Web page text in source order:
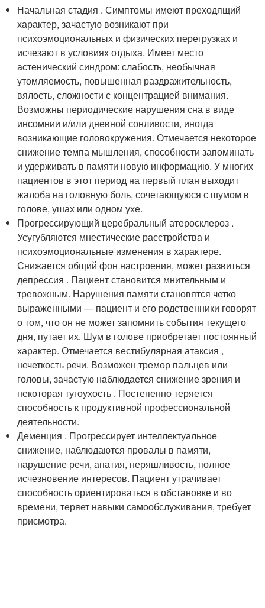
Начальная стадия . Симптомы имеют преходящий
характер, зачастую возникают при
психоэмоциональных и физических перегрузках и
исчезают в условиях отдыха. Имеет место
астенический синдром: слабость, необычная
утомляемость, повышенная раздражительность,
вялость, сложности с концентрацией внимания.
Возможны периодические нарушения сна в виде
инсомнии и/или дневной сонливости, иногда
возникающие головокружения. Отмечается некоторое
снижение темпа мышления, способности запоминать
и удерживать в памяти новую информацию. У многих
пациентов в этот период на первый план выходит
жалоба на головную боль, сочетающуюся с шумом в
голове, ушах или одном ухе.
Прогрессирующий церебральный атеросклероз .
Усугубляются мнестические расстройства и
психоэмоциональные изменения в характере.
Снижается общий фон настроения, может развиться
депрессия . Пациент становится мнительным и
тревожным. Нарушения памяти становятся четко
выраженными — пациент и его родственники говорят
о том, что он не может запомнить события текущего
дня, путает их. Шум в голове приобретает постоянный
характер. Отмечается вестибулярная атаксия ,
нечеткость речи. Возможен тремор пальцев или
головы, зачастую наблюдается снижение зрения и
некоторая тугоухость . Постепенно теряется
способность к продуктивной профессиональной
деятельности.
Деменция . Прогрессирует интеллектуальное
снижение, наблюдаются провалы в памяти,
нарушение речи, апатия, неряшливость, полное
исчезновение интересов. Пациент утрачивает
способность ориентироваться в обстановке и во
времени, теряет навыки самообслуживания, требует
присмотра.